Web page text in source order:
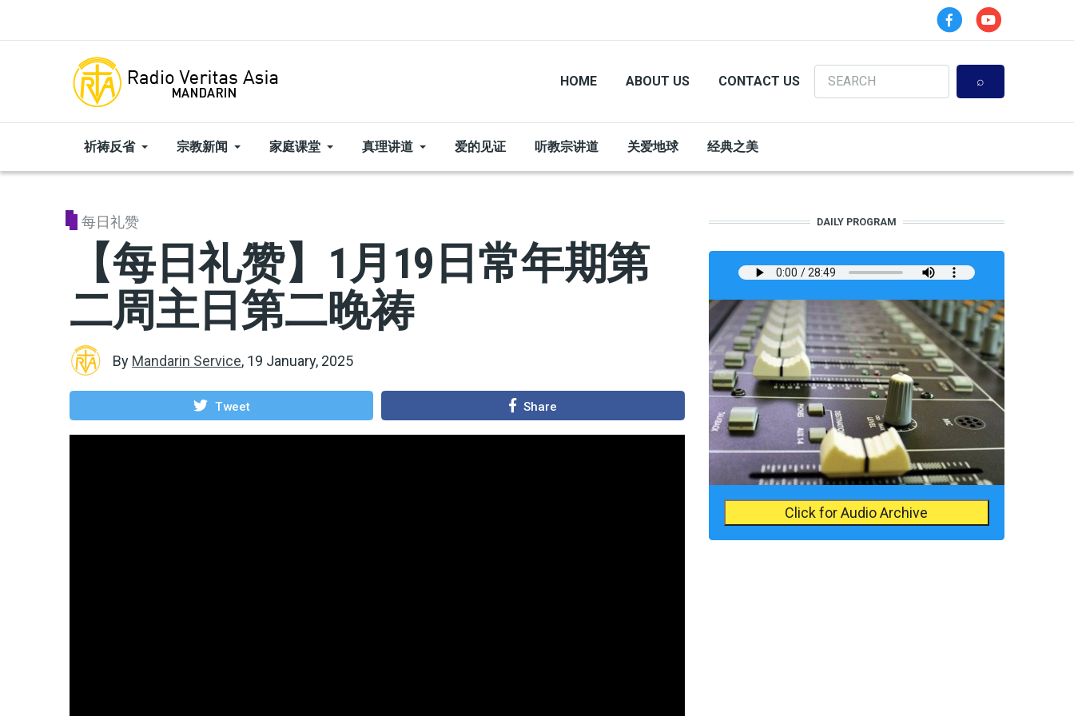
HOME ABOUT US CONTACT US
Search
祈祷反省 宗教新闻 家庭课堂 真理讲道 爱的见证 听教宗讲道 关爱地球 经典之美
每日礼赞
【每日礼赞】1月19日常年期第
二周主日第二晚祷
By Mandarin Service, 19 January, 2025
Tweet Share
DAILY PROGRAM
Click for Audio Archive